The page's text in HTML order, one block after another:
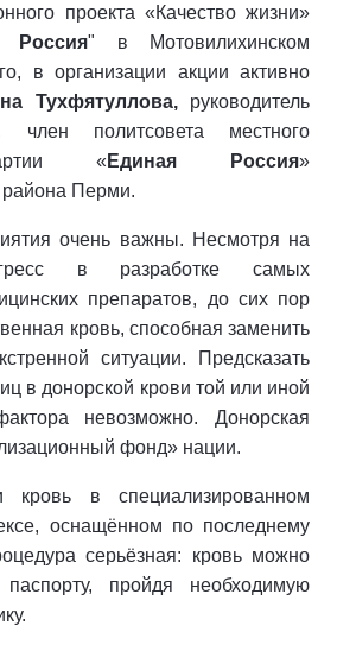
проекта «Качество жизни»
Россия" в Мотовилихинском
в организации акции активно
Тухфятуллова, руководитель
политсовета местного
« Единая Россия»
района Перми.
очень важны. Несмотря на
в разработке самых
препаратов, до сих пор
кровь, способная заменить
ситуации. Предсказать
в донорской крови той или иной
невозможно. Донорская
фонд» нации.
кровь в специализированном
оснащённом по последнему
серьёзная: кровь можно
пройдя необходимую